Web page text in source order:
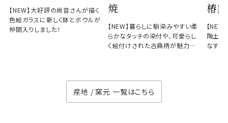
【NEW】大好評の尚音さんが描く
色絵ガラスに新しく鉢とボウルが
仲間入りしました！
焼
【NEW】暮らしに馴染みやすい柔
らかなタッチの染付や、可愛らし
く絵付けされた古典柄が魅力の
椿窯
【
陶土と
なす、
産地 / 窯元 一覧はこちら